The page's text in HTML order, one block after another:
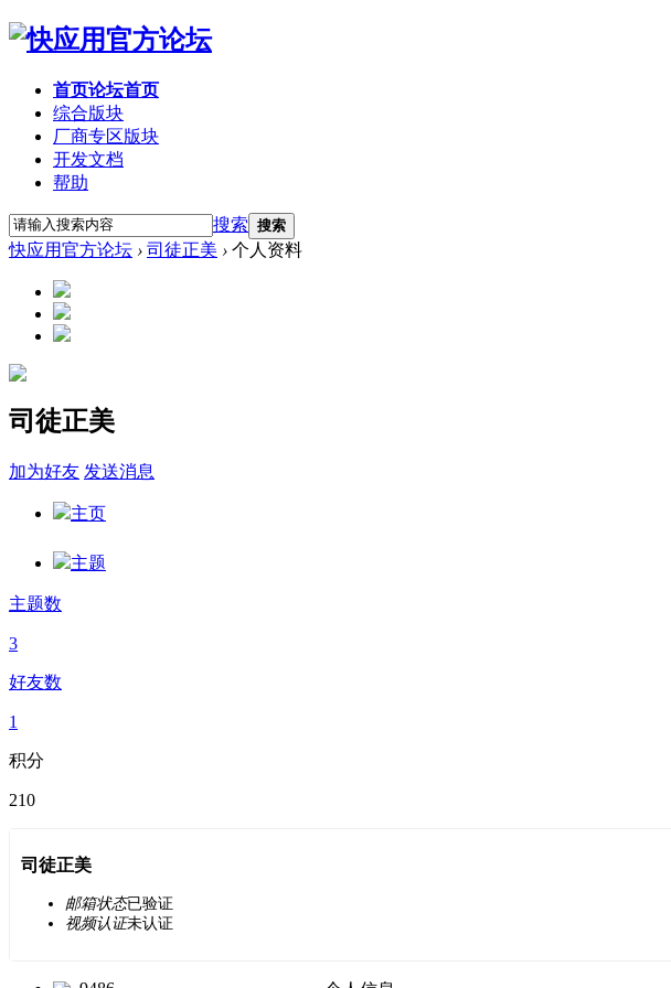
首页论坛首页
综合版块
厂商专区版块
开发文档
帮助
搜索 搜索
快应用官方论坛 › 司徒正美 › 个人资料
司徒正美
加为好友 发送消息
主页
主题
主题数
3
好友数
1
积分
210
司徒正美
邮箱状态已验证
视频认证未认证